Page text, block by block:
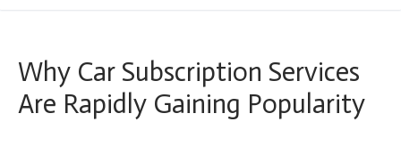
Why Car Subscription Services
Are Rapidly Gaining Popularity